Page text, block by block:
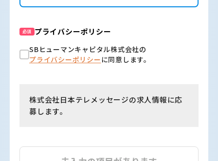
必須 プライバシーポリシー
SBヒューマンキャピタル株式会社の
プライバシーポリシーに同意します。
株式会社日本テレメッセージの求人情報に応
募します。